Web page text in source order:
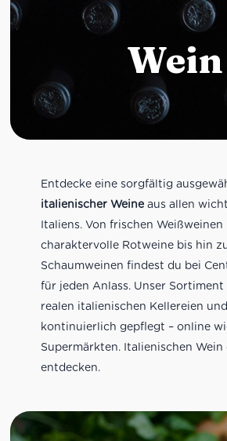
Wein
Entdecke eine sorgfältig
italienischer Weineaus allen
Italiens. Von frischen Weißweinen
charaktervolle Rotweine bis hin
Schaumweinen findest du bei
für jeden Anlass. Unser
realen italienischen Kellereien
kontinuierlich gepflegt – online
Supermärkten. Italienischen Wein
entdecken.